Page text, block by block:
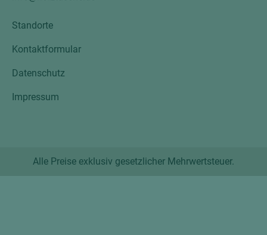
Standorte
Kontaktformular
Datenschutz
Impressum
Alle Preise exklusiv gesetzlicher Mehrwertsteuer.